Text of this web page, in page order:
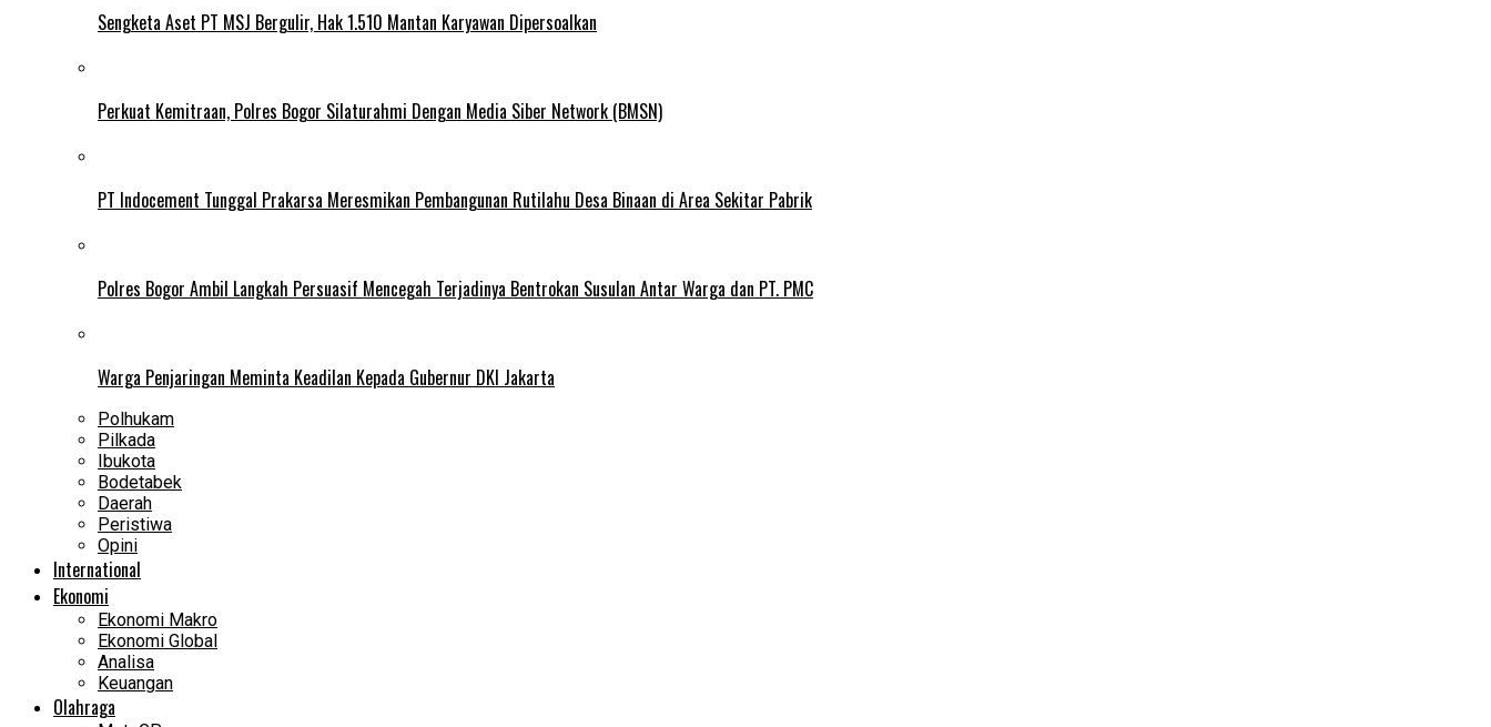
Sengketa Aset PT MSJ Bergulir, Hak 1.510 Mantan Karyawan Dipersoalkan
Perkuat Kemitraan, Polres Bogor Silaturahmi Dengan Media Siber Network (BMSN)
PT Indocement Tunggal Prakarsa Meresmikan Pembangunan Rutilahu Desa Binaan di Area Sekitar Pabrik
Polres Bogor Ambil Langkah Persuasif Mencegah Terjadinya Bentrokan Susulan Antar Warga dan PT. PMC
Warga Penjaringan Meminta Keadilan Kepada Gubernur DKI Jakarta
Polhukam
Pilkada
Ibukota
Bodetabek
Daerah
Peristiwa
Opini
International
Ekonomi
Ekonomi Makro
Ekonomi Global
Analisa
Keuangan
Olahraga